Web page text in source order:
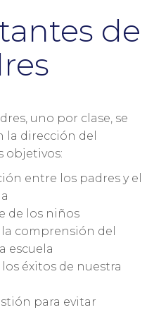
de
uno por clase, se
dirección del
objetivos:
entre los padres y el
de los niños
comprensión del
escuela
éxitos de nuestra
para evitar